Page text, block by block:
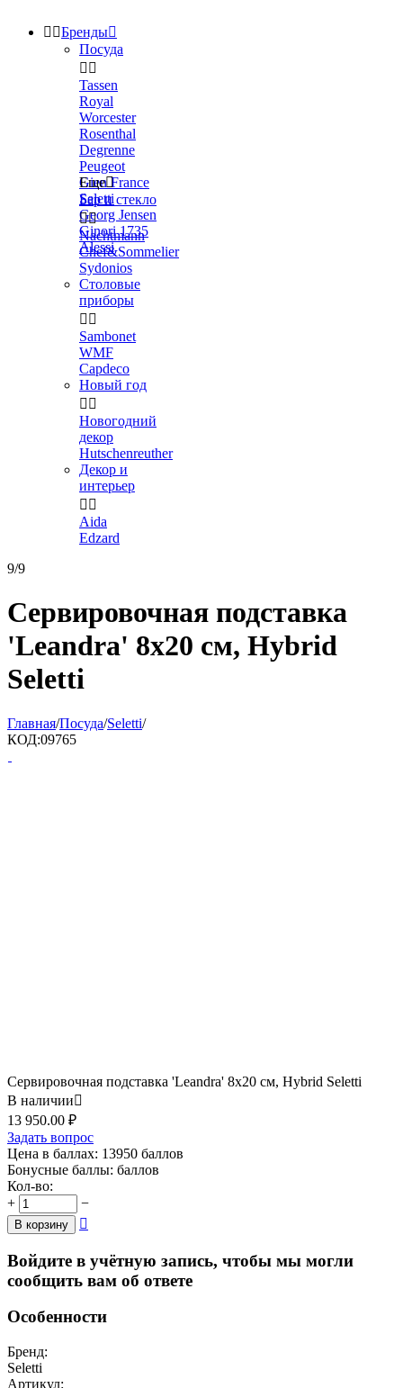
 Бренды
Посуда
 
Tassen
Royal
Worcester
Rosenthal
Degrenne
Peugeot
Gien France
Seletti
Georg Jensen
Ginori 1735
Alessi
Еще
Бар и стекло

Nachtmann
Chef&Sommelier
Sydonios
Столовые
приборы
 
Sambonet
WMF
Capdeco
Новый год
 
Новогодний
декор
Hutschenreuther
Декор и
интерьер
 
Aida
Edzard
9/9
Сервировочная подставка
'Leandra' 8x20 см, Hybrid
Seletti
Главная/Посуда/Seletti/
КОД:09765
Сервировочная подставка 'Leandra' 8x20 см, Hybrid Seletti
В наличии
13 950.00 ₽
Задать вопрос
Цена в баллах: 13950 баллов
Бонусные баллы: баллов
Кол-во:
+
−
В корзину 
Войдите в учётную запись, чтобы мы могли
сообщить вам об ответе
Особенности
Бренд:
Seletti
Артикул: